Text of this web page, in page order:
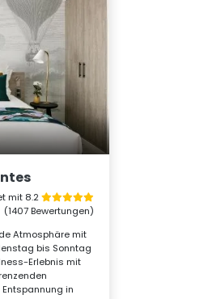
mit 8.2
(1407 Bewertungen)
Atmosphäre mit
bis Sonntag
Erlebnis mit
in